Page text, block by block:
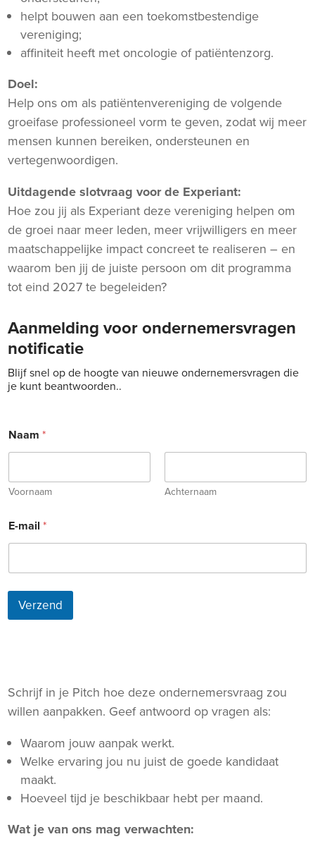
helpt bouwen aan een toekomstbestendige
vereniging;
affiniteit heeft met oncologie of patiëntenzorg.
Doel:
Help ons om als patiëntenvereniging de volgende
groeifase professioneel vorm te geven, zodat wij meer
mensen kunnen bereiken, ondersteunen en
vertegenwoordigen.
Uitdagende slotvraag voor de Experiant:
Hoe zou jij als Experiant deze vereniging helpen om
de groei naar meer leden, meer vrijwilligers en meer
maatschappelijke impact concreet te realiseren – en
waarom ben jij de juiste persoon om dit programma
tot eind 2027 te begeleiden?
Aanmelding voor ondernemersvragen
notificatie
Blijf snel op de hoogte van nieuwe ondernemersvragen die
je kunt beantwoorden..
Naam*
Voornaam Achternaam
a
a
E
m
i
E-mail*
Verzend
Schrijf in je Pitch hoe deze ondernemersvraag zou
willen aanpakken. Geef antwoord op vragen als:
Waarom jouw aanpak werkt.
Welke ervaring jou nu juist de goede kandidaat
maakt.
Hoeveel tijd je beschikbaar hebt per maand.
Wat je van ons mag verwachten: